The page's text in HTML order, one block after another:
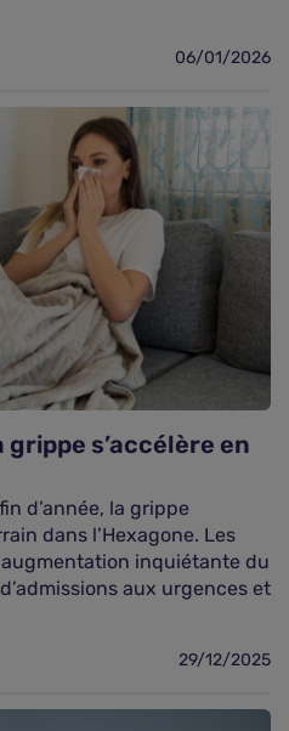
06/01/2026
s’accélère en
d’année, la grippe
dans l’Hexagone. Les
inquiétante du
aux urgences et
29/12/2025